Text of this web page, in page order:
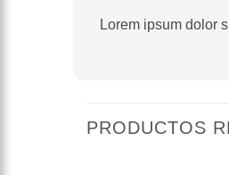
Lorem ipsum dolor
PRODUCTOS